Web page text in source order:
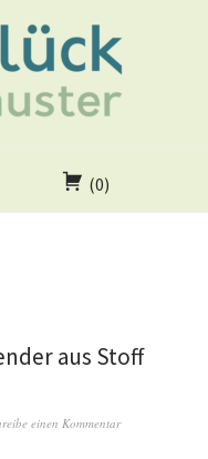
(0)
aus Stoff
einen Kommentar